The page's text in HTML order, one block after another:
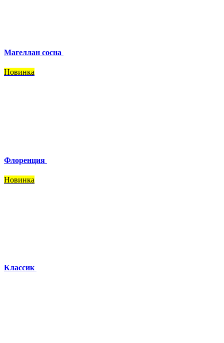
Магеллан сосна
Новинка
Флоренция
Новинка
Классик